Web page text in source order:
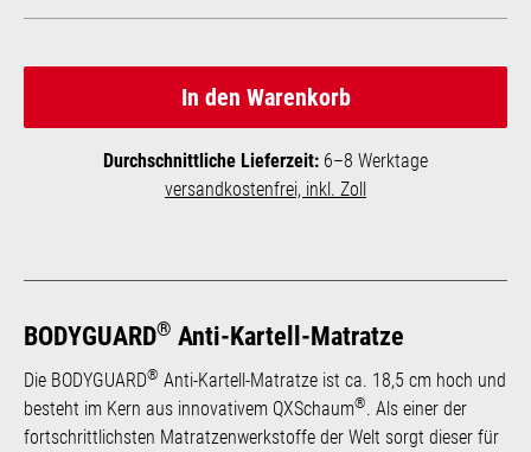
BODYGUARD® Anti-Kartell-Matratze
Die BODYGUARD® Anti-Kartell-Matratze ist ca. 18,5 cm hoch und
besteht im Kern aus innovativem QXSchaum®. Als einer der
fortschrittlichsten Matratzen­werk­stoffe der Welt sorgt dieser für
In den Warenkorb
Durchschnittliche Lieferzeit: 6–8 Werktage
versandkostenfrei, inkl. Zoll